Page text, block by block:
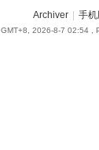
Archiver 手机
GMT+8, 2026-8-7 02:54,